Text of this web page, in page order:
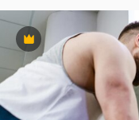
Premium